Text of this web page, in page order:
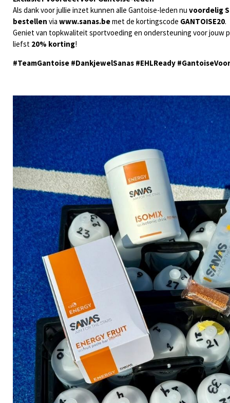
Als dank voor jullie inzet kunnen alle Gantoise-leden nu voordelig
bestellen via www.sanas.bemet de kortingscode GANTOISE20.
Geniet van topkwaliteit sportvoeding en ondersteuning voor jouw
liefst 20% korting!
#TeamGantoise #DankjewelSanas #EHLReady